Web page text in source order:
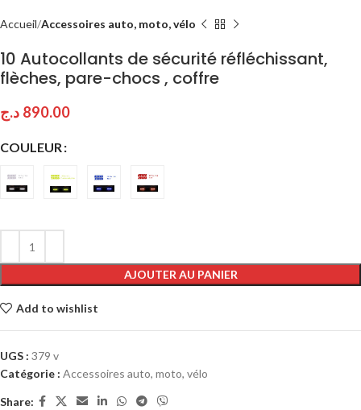
Accueil Accessoires auto, moto, vélo
10 Autocollants de sécurité réfléchissant,
flèches, pare-chocs , coffre
890.00 د.ج
COULEUR
AJOUTER AU PANIER
Add to wishlist
UGS : 379 v
Catégorie : Accessoires auto, moto, vélo
Share: